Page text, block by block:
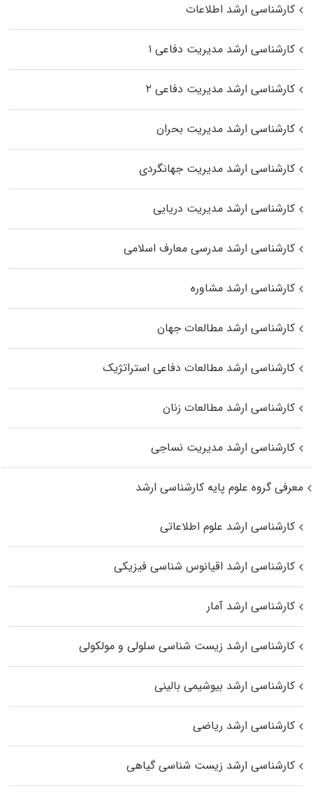
کارشناسی ارشد اطلاعات
کارشناسی ارشد مدیریت دفاعی ۱
کارشناسی ارشد مدیریت دفاعی ۲
کارشناسی ارشد مدیریت بحران
کارشناسی ارشد مدیریت جهانگردی
کارشناسی ارشد مدیریت دریایی
کارشناسی ارشد مدرسی معارف اسلامی
کارشناسی ارشد مشاوره
کارشناسی ارشد مطالعات جهان
کارشناسی ارشد مطالعات دفاعی استراتژیک
کارشناسی ارشد مطالعات زنان
کارشناسی ارشد مدیریت نساجی
معرفی گروه علوم پایه کارشناسی ارشد
کارشناسی ارشد علوم اطلاعاتی
کارشناسی ارشد اقیانوس‌ شناسی فیزیکی
کارشناسی ارشد آمار
کارشناسی ارشد زیست شناسی سلولی و مولکولی
کارشناسی ارشد بیوشیمی بالینی
کارشناسی ارشد ریاضی
کارشناسی ارشد زیست‌ شناسی گیاهی